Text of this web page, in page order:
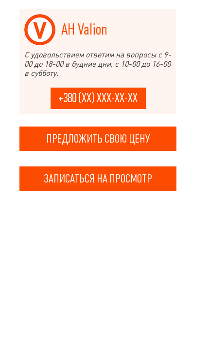
АН Valion
С удовольствием ответим на вопросы с 9-
00 до 18-00 в будние дни, с 10-00 до 16-00
в субботу.
+380 (XX) XXX-XX-XX
ПРЕДЛОЖИТЬ СВОЮ ЦЕНУ
ЗАПИСАТЬСЯ НА ПРОСМОТР